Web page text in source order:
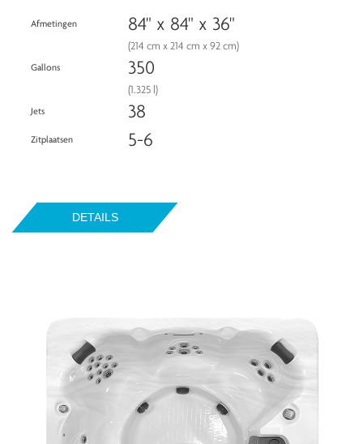
Afmetingen 84" x 84" x 36"
(214 cm x 214 cm x 92 cm)
Gallons 350
(1.325 l)
Jets 38
Zitplaatsen 5-6
DETAILS